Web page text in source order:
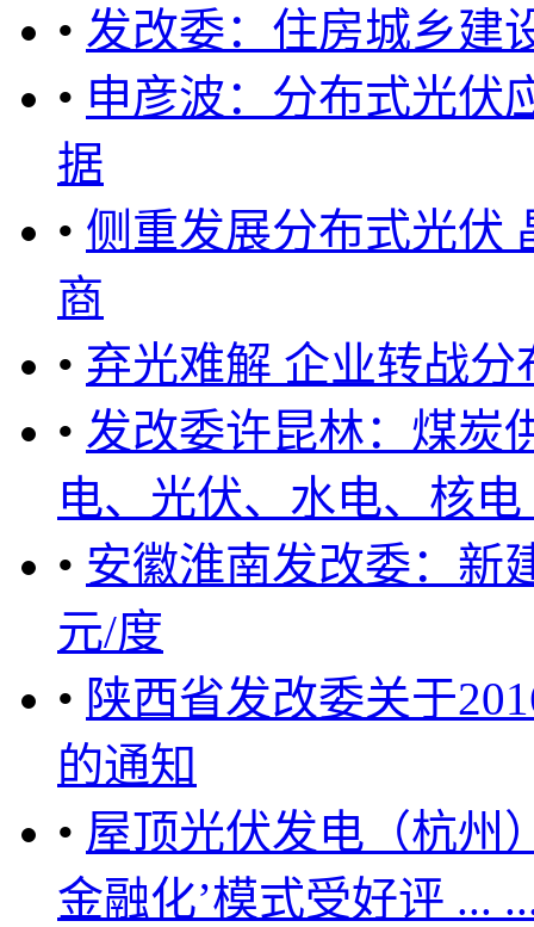
• 发改委：住房城乡建
• 申彦波：分布式光伏
据
• 侧重发展分布式光伏
商
• 弃光难解 企业转战分
• 发改委许昆林：煤炭
电、光伏、水电、核电
• 安徽淮南发改委：新
元/度
• 陕西省发改委关于
的通知
• 屋顶光伏发电（杭州
金融化’模式受好评 ...